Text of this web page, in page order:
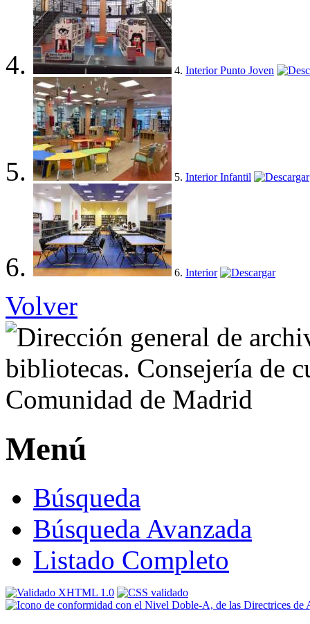
4. Interior Punto Joven
5. Interior Infantil
6. Interior
Volver
Menú
Búsqueda
Búsqueda Avanzada
Listado Completo